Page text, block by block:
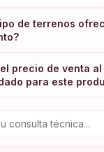
de terrenos
precio de venta
para este